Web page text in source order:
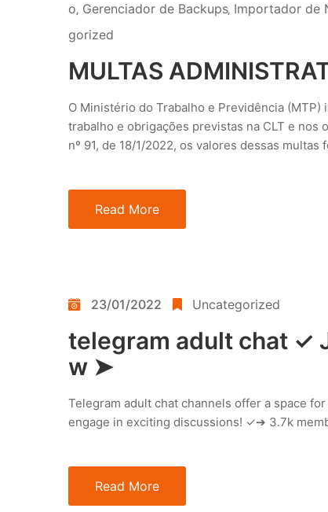
o‚ Gerenciador de Backups‚ Importador de
gorized
MULTAS
O Ministério do Trabalho e Previdência
trabalho e obrigações previstas na CLT e
nº 91, de 18/1/2022, os valores dessas
Read More
23/01/2022 Uncategorized
telegram adult chat ✓
w ➤
Telegram adult chat channels offer a space
engage in exciting discussions! ✓➔ 3.7k
Read More